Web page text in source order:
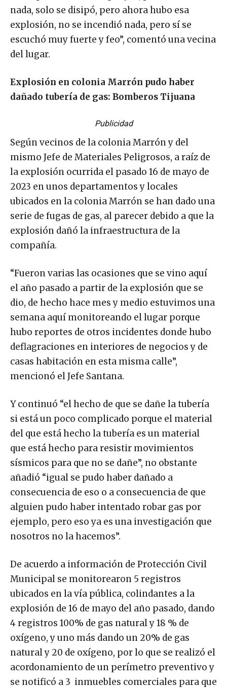
nada, solo se disipó, pero ahora hubo esa
explosión, no se incendió nada, pero sí se
escuchó muy fuerte y feo”, comentó una vecina
del lugar.
Explosión en colonia Marrón pudo haber
dañado tubería de gas: Bomberos Tijuana
Publicidad
Según vecinos de la colonia Marrón y del
mismo Jefe de Materiales Peligrosos, a raíz de
la explosión ocurrida el pasado 16 de mayo de
2023 en unos departamentos y locales
ubicados en la colonia Marrón se han dado una
serie de fugas de gas, al parecer debido a que la
explosión dañó la infraestructura de la
compañía.
“Fueron varias las ocasiones que se vino aquí
el año pasado a partir de la explosión que se
dio, de hecho hace mes y medio estuvimos una
semana aquí monitoreando el lugar porque
hubo reportes de otros incidentes donde hubo
deflagraciones en interiores de negocios y de
casas habitación en esta misma calle”,
mencionó el Jefe Santana.
Y continuó “el hecho de que se dañe la tubería
si está un poco complicado porque el material
del que está hecho la tubería es un material
que está hecho para resistir movimientos
sísmicos para que no se dañe”, no obstante
añadió “igual se pudo haber dañado a
consecuencia de eso o a consecuencia de que
alguien pudo haber intentado robar gas por
ejemplo, pero eso ya es una investigación que
nosotros no la hacemos”.
De acuerdo a información de Protección Civil
Municipal se monitorearon 5 registros
ubicados en la vía pública, colindantes a la
explosión de 16 de mayo del año pasado, dando
4 registros 100% de gas natural y 18 % de
oxígeno, y uno más dando un 20% de gas
natural y 20 de oxígeno, por lo que se realizó el
acordonamiento de un perímetro preventivo y
se notificó a 3 inmuebles comerciales para que